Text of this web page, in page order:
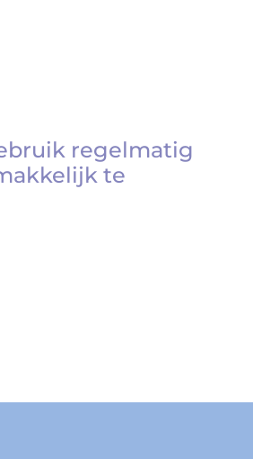
regelmatig
te